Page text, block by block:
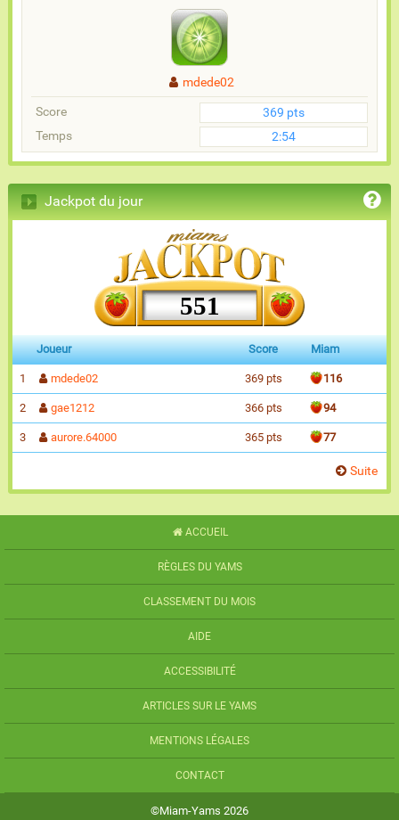
mdede02
Score
369 pts
Temps
2:54
Jackpot du jour
551
Joueur Score Miam
1 mdede02 369 pts 116
2 gae1212 366 pts 94
3 aurore.64000 365 pts 77
Suite
ACCUEIL
RÈGLES DU YAMS
CLASSEMENT DU MOIS
AIDE
ACCESSIBILITÉ
ARTICLES SUR LE YAMS
MENTIONS LÉGALES
CONTACT
©Miam-Yams 2026